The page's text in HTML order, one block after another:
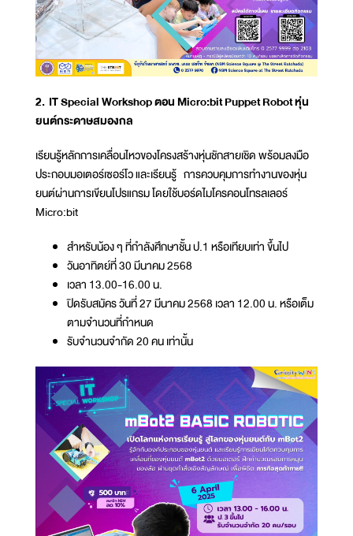
2. IT Special Workshop ตอน Micro:bit Puppet Robot หุ่น
ยนต์กระดาษสมองกล
เรียนรู้หลักการเคลื่อนไหวของโครงสร้างหุ่นชักสายเชิด พร้อมลงมือ
ประกอบมอเตอร์เซอร์โว และเรียนรู้ การควบคุมการทำงานของหุ่น
ยนต์ผ่านการเขียนโปรแกรม โดยใช้บอร์ดไมโครคอนโทรลเลอร์
Micro:bit
สำหรับน้อง ๆ ที่กำลังศึกษาชั้น ป.1 หรือเทียบเท่า ขึ้นไป
วันอาทิตย์ที่ 30 มีนาคม 2568
เวลา 13.00-16.00 น.
ปิดรับสมัคร วันที่ 27 มีนาคม 2568 เวลา 12.00 น. หรือเต็ม
ตามจำนวนที่กำหนด
รับจำนวนจำกัด 20 คน เท่านั้น